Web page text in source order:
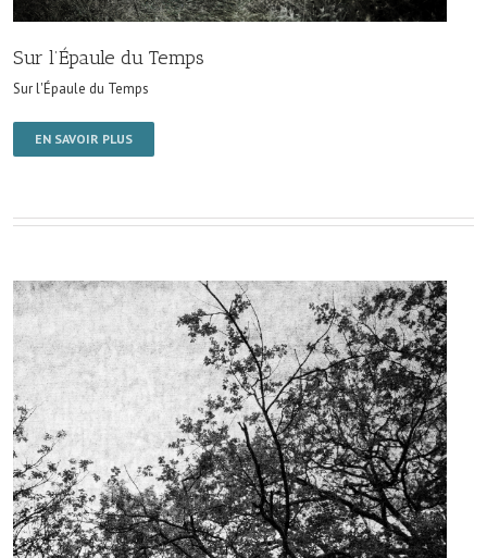
Sur l’Épaule du Temps
Sur l'Épaule du Temps
EN SAVOIR PLUS